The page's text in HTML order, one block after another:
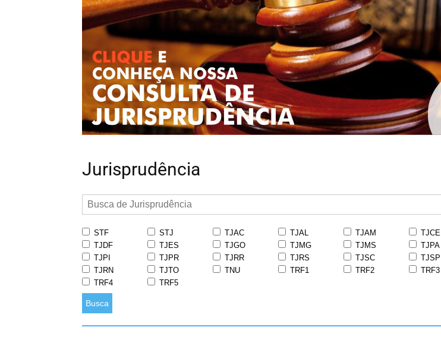
Jurisprudência
STF STJ TJAC TJAL TJAM
TJCE
TJDF
TJES TJGO TJMG TJMS
TJPA
TJPI
TJPR TJRR TJRS TJSC
TJSP
TJRN
TJTO TNU TRF1 TRF2
TRF3
TRF4
TRF5
Busca